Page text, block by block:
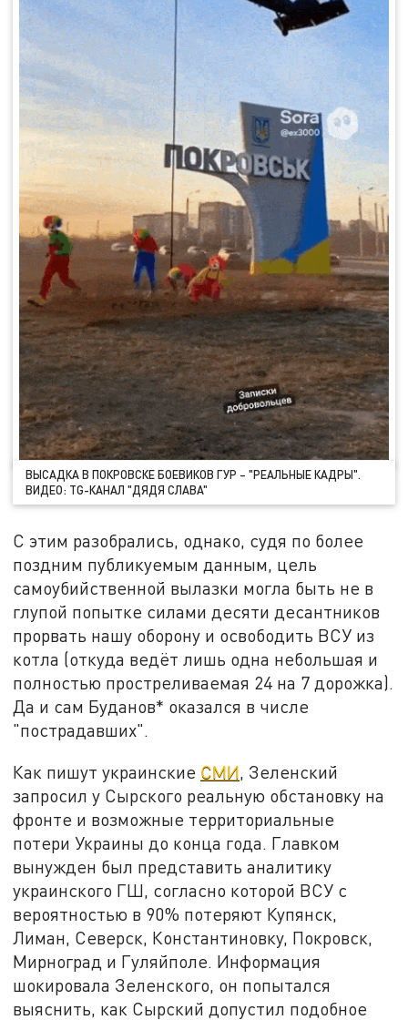
ВЫСАДКА В ПОКРОВСКЕ БОЕВИКОВ ГУР – "РЕАЛЬНЫЕ КАДРЫ".
ВИДЕО: TG-КАНАЛ "ДЯДЯ СЛАВА"
С этим разобрались, однако, судя по более
поздним публикуемым данным, цель
самоубийственной вылазки могла быть не в
глупой попытке силами десяти десантников
прорвать нашу оборону и освободить ВСУ из
котла (откуда ведёт лишь одна небольшая и
полностью простреливаемая 24 на 7 дорожка).
Да и сам Буданов* оказался в числе
"пострадавших".
Как пишут украинские СМИ , Зеленский
запросил у Сырского реальную обстановку на
фронте и возможные территориальные
потери Украины до конца года. Главком
вынужден был представить аналитику
украинского ГШ, согласно которой ВСУ с
вероятностью в 90% потеряют Купянск,
Лиман, Северск, Константиновку, Покровск,
Мирноград и Гуляйполе. Информация
шокировала Зеленского, он попытался
выяснить, как Сырский допустил подобное